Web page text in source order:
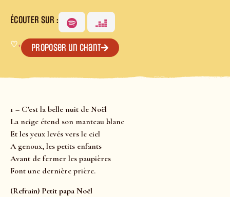
ÉCOUTER SUR :
♡+ Proposer un chant
1 – C’est la belle nuit de Noël
La neige étend son manteau blanc
Et les yeux levés vers le ciel
A genoux, les petits enfants
Avant de fermer les paupières
Font une dernière prière.
(Refrain) Petit papa Noël